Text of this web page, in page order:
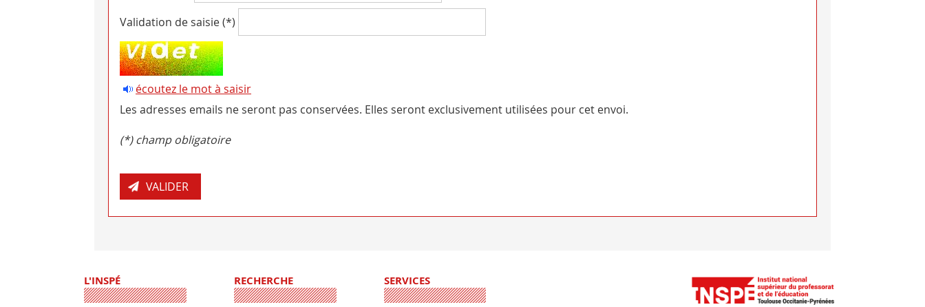
Validation de saisie (*)
écoutez le mot à saisir
Les adresses emails ne seront pas conservées. Elles seront exclusivement utilisées pour cet envoi.
(*) champ obligatoire
L'INSPÉ RECHERCHE SERVICES